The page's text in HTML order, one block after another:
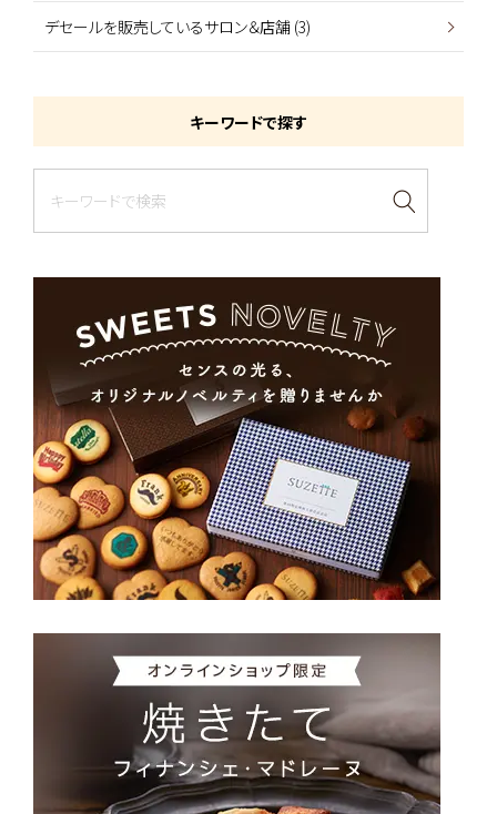
デセールを販売しているサロン＆店舗 (3)
キーワードで探す